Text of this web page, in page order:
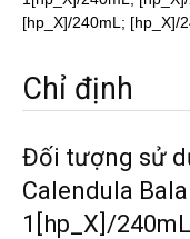
[hp_X]/240mL; [hp_X]/
Chỉ định
Đối tượng sử
Calendula
1[hp_X]/